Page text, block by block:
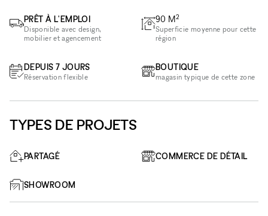
PRÊT À L'EMPLOI
Disponible avec design,
mobilier et agencement
DEPUIS 7 JOURS
Réservation flexible
90 M2
Superficie moyenne pour cette
région
BOUTIQUE
magasin typique de cette zone
TYPES DE PROJETS
PARTAGÉ COMMERCE DE DÉTAIL
SHOWROOM